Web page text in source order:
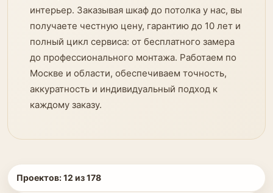
интерьер. Заказывая шкаф до потолка у нас, вы
получаете честную цену, гарантию до 10 лет и
полный цикл сервиса: от бесплатного замера
до профессионального монтажа. Работаем по
Москве и области, обеспечиваем точность,
аккуратность и индивидуальный подход к
каждому заказу.
Проектов:12 из178